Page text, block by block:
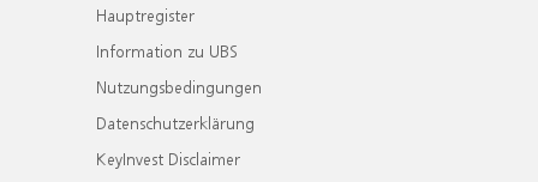
Hauptregister
Information zu UBS
Nutzungsbedingungen
Datenschutzerklärung
KeyInvest Disclaimer